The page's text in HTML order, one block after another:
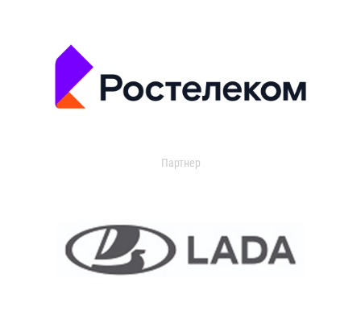
Партнер